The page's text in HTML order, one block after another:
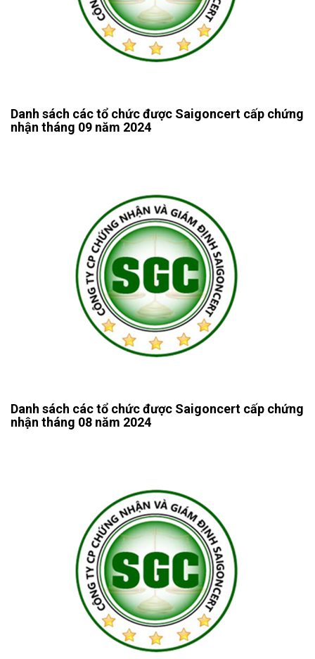
Danh sách các tổ chức được Saigoncert cấp chứng
nhận tháng 09 năm 2024
Danh sách các tổ chức được Saigoncert cấp chứng
nhận tháng 08 năm 2024